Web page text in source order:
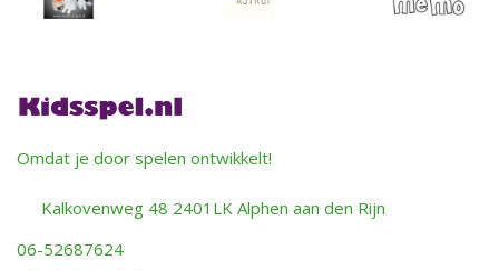
Omdat je door spelen ontwikkelt!
Kalkovenweg 48 2401LK Alphen aan den Rijn
06-52687624